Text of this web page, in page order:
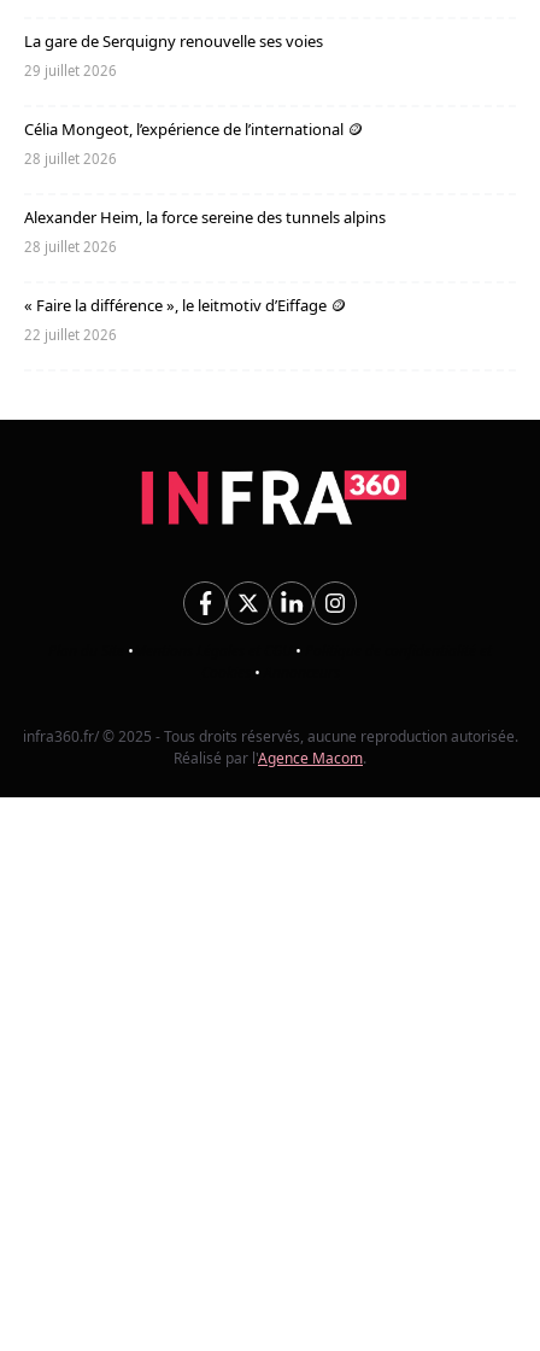
La gare de Serquigny renouvelle ses voies
29 juillet 2026
Célia Mongeot, l’expérience de l’international 🪙
28 juillet 2026
Alexander Heim, la force sereine des tunnels alpins
28 juillet 2026
« Faire la différence », le leitmotiv d’Eiffage 🪙
22 juillet 2026
• •
•
infra360.fr/ © 2025 - Tous droits réservés, aucune reproduction autorisée.
Réalisé par l'Agence Macom.